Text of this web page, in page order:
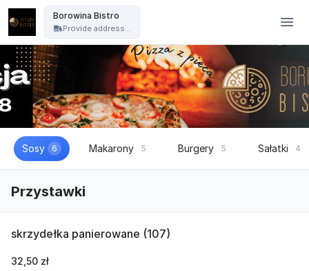
Borowina Bistro
Provide address...
Sosy 6 Makarony 5 Burgery 5 Sałatki 4
Przystawki
skrzydełka panierowane (107)
32,50 zł